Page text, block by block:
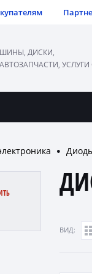
ШИНЫ, ДИСКИ,
АВТОЗАПЧАСТИ, УСЛУГИ
●
ВИД: